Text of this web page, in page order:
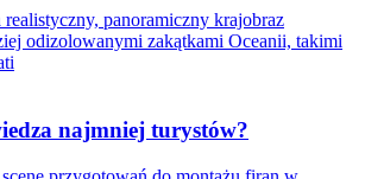
najmniej turystów?